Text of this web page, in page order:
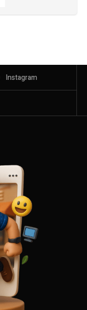
Instagram